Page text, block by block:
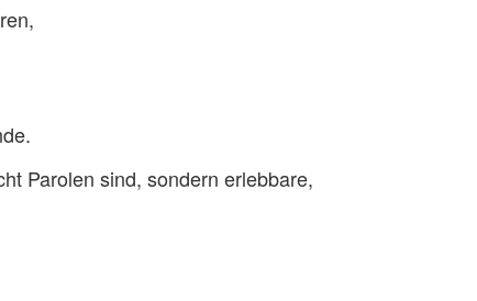
Parolen sind, sondern erlebbare,